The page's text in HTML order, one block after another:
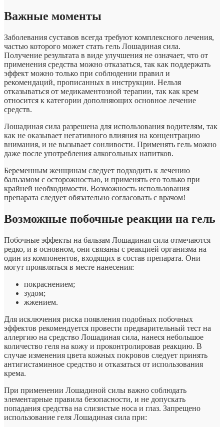
Важные моменты
Заболевания суставов всегда требуют комплексного лечения,
частью которого может стать гель Лошадиная сила.
Получение результата в виде улучшения не означает, что от
применения средства можно отказаться, так как поддержать
эффект можно только при соблюдении правил и
рекомендаций, прописанных в инструкции. Нельзя
отказываться от медикаментозной терапии, так как крем
относится к категории дополняющих основное лечение
средств.
Лошадиная сила разрешена для использования водителям, так
как не оказывает негативного влияния на концентрацию
внимания, и не вызывает сонливости. Применять гель можно
даже после употребления алкогольных напитков.
Беременным женщинам следует подходить к лечению
бальзамом с осторожностью, и применять его только при
крайней необходимости. Возможность использования
препарата следует обязательно согласовать с врачом!
Возможные побочные реакции на гель
Побочные эффекты на бальзам Лошадиная сила отмечаются
редко, и в основном, они связаны с реакцией организма на
один из компонентов, входящих в состав препарата. Они
могут проявляться в месте нанесения:
покраснением;
зудом;
жжением.
Для исключения риска появления подобных побочных
эффектов рекомендуется провести предварительный тест на
аллергию на средство Лошадиная сила, нанеся небольшое
количество геля на кожу и проконтролировав реакцию. В
случае изменения цвета кожных покровов следует принять
антигистаминное средство и отказаться от использования
крема.
При применении Лошадиной силы важно соблюдать
элементарные правила безопасности, и не допускать
попадания средства на слизистые носа и глаз. Запрещено
использование геля Лошадиная сила при: